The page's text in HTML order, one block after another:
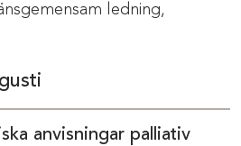
ledning,
anvisningar palliativ